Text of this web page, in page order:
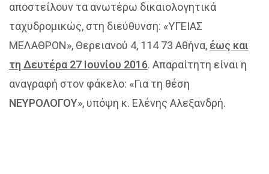
αποστείλουν τα ανωτέρω δικαιολογητικά
ταχυδρομικώς, στη διεύθυνση: «ΥΓΕΙΑΣ
ΜΕΛΑΘΡΟΝ», Θερειανού 4, 114 73 Αθήνα, έως και
τη Δευτέρα 27 Ιουνίου 2016. Απαραίτητη είναι η
αναγραφή στον φάκελο: «Για τη θέση
ΝΕΥΡΟΛΟΓΟΥ», υπόψη κ. Ελένης Αλεξανδρή.